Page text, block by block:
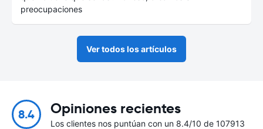
preocupaciones
Ver todos los artículos
8.4 Opiniones recientes
Los clientes nos puntúan con un 8.4/10 de 107913